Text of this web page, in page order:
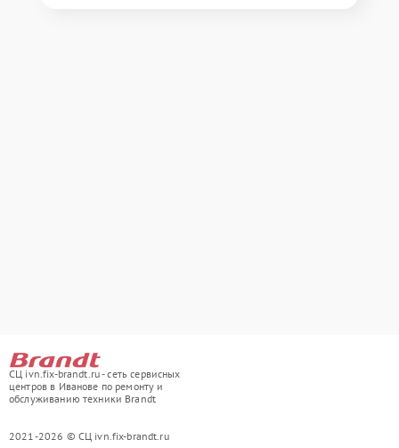
СЦ ivn.fix-brandt.ru - сеть сервисных
центров в Иванове по ремонту и
обслуживанию техники Brandt
2021-2026 © СЦ ivn.fix-brandt.ru